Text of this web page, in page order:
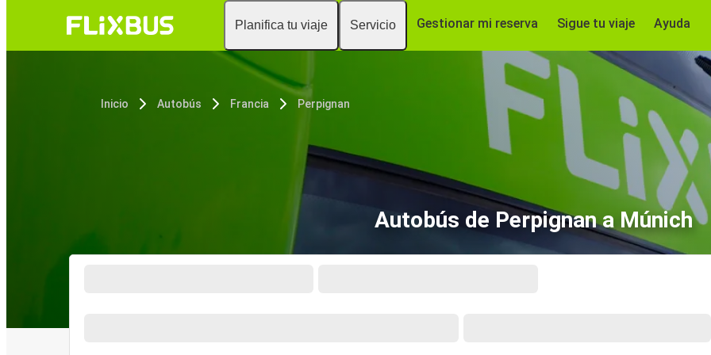
Planifica tu viaje Servicio Gestionar mi reserva Sigue tu viaje Ayuda
Inicio Autobús Francia Perpignan
Autobús de Perpignan a Múnich